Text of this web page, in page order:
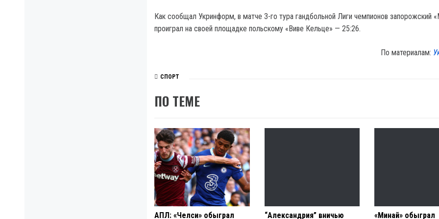
Как сообщал Укринформ, в матче 3-го тура гандбольной Лиги чемпионов запорожский
проиграл на своей площадке польскому «Виве Кельце» — 25:26.
По материалам:
СПОРТ
ПО ТЕМЕ
АПЛ: «Челси» обыграл
“Александрия” вничью
«Минай» обыграл